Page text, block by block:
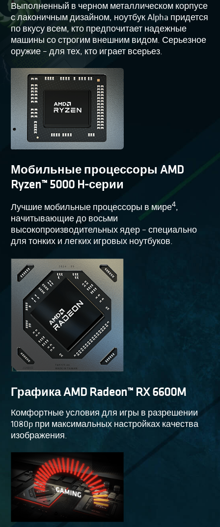
Выполненный в черном металлическом корпусе
с лаконичным дизайном, ноутбук Alpha придется
по вкусу всем, кто предпочитает надежные
машины со строгим внешним видом. Серьезное
оружие – для тех, кто играет всерьез.
Мобильные процессоры AMD
Ryzen™ 5000 H-серии
Лучшие мобильные процессоры в мире4,
начитывающие до восьми
высокопроизводительных ядер – специально
для тонких и легких игровых ноутбуков.
Графика AMD Radeon™ RX 6600M
Комфортные условия для игры в разрешении
1080p при максимальных настройках качества
изображения.